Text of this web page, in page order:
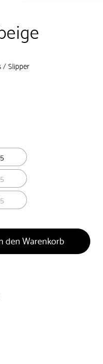
/Slipper
den Warenkorb